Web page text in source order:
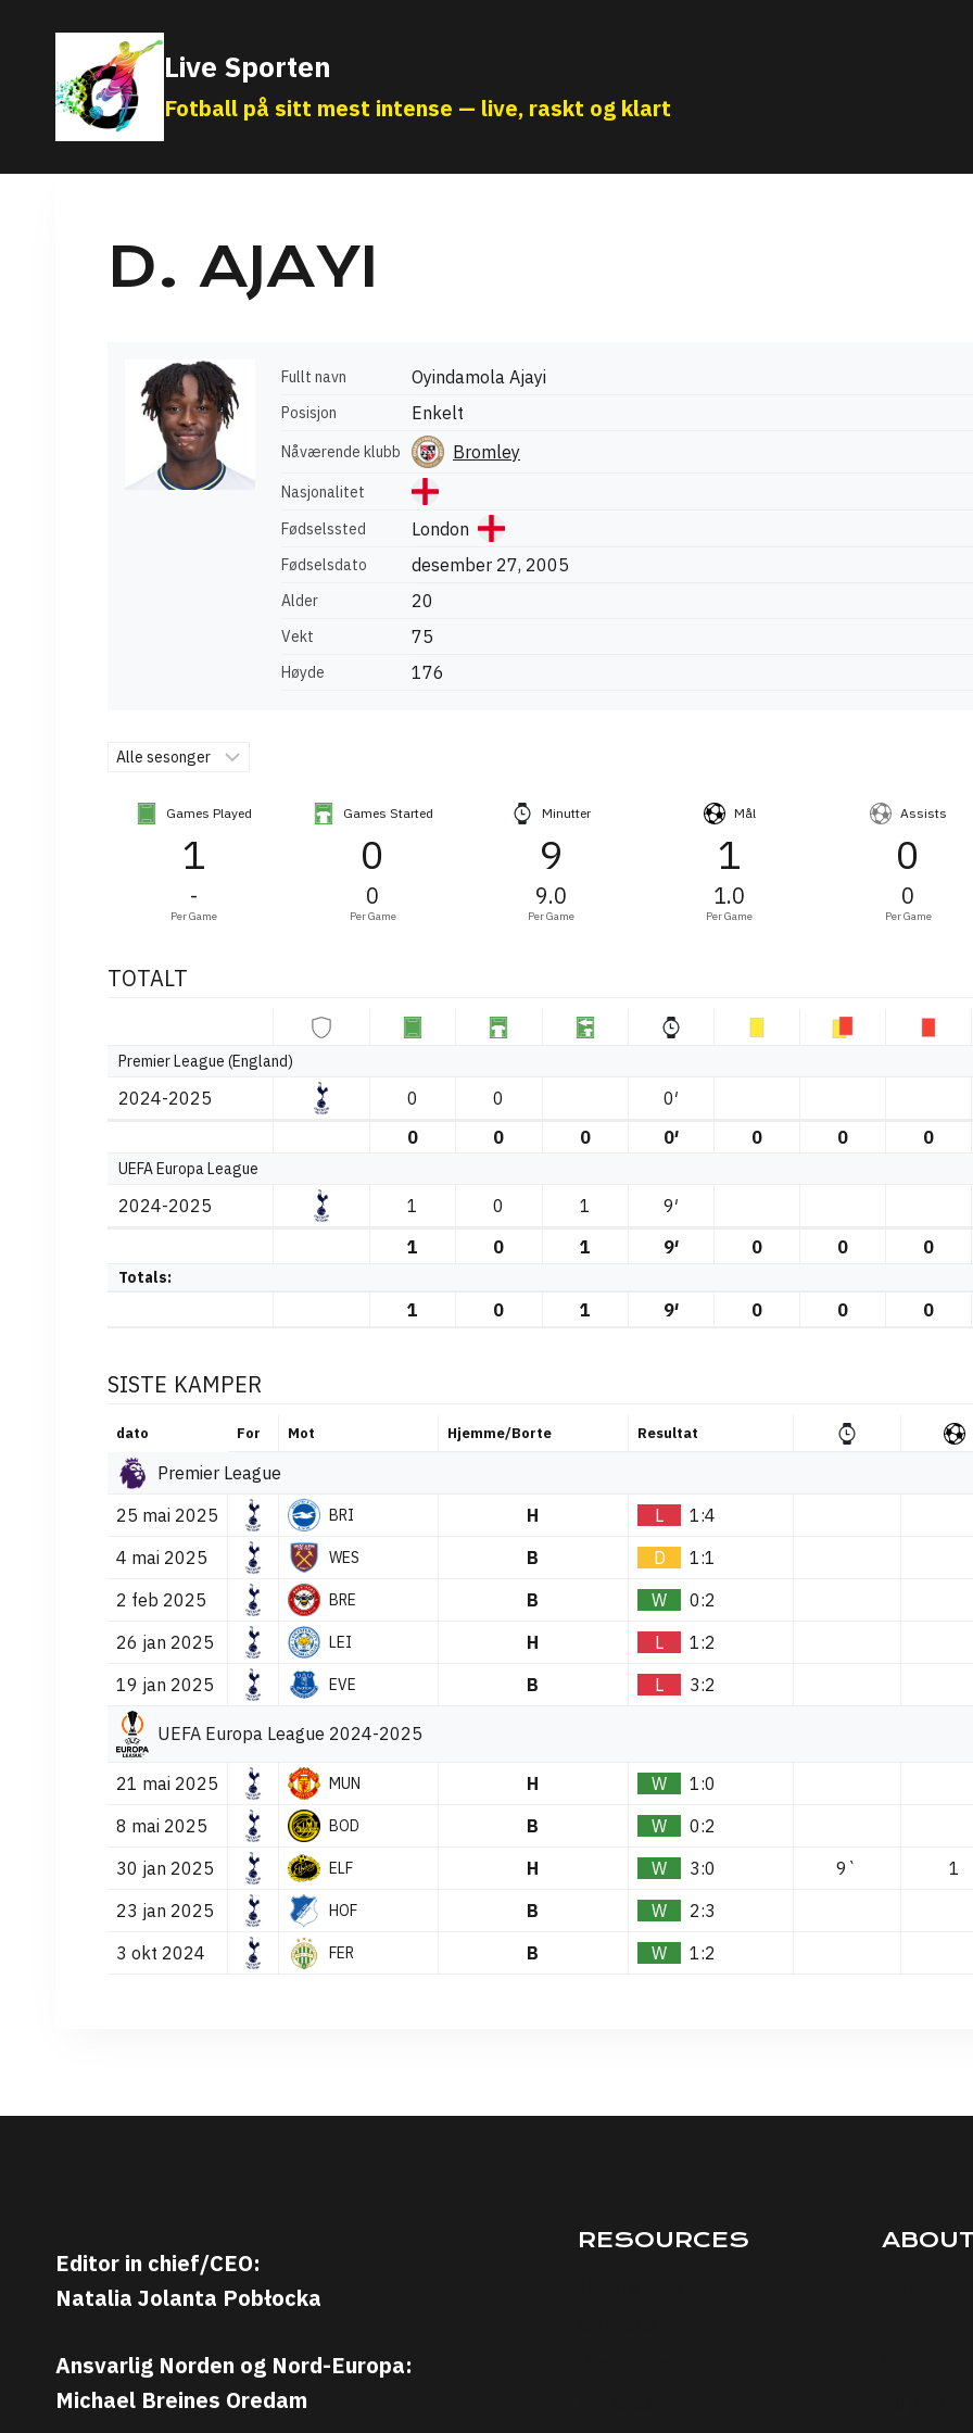
content
Live Sporten
Fotball på sitt mest intense — live, raskt og klart
D. AJAYI
Fullt navn Oyindamola Ajayi
Posisjon Enkelt
Nåværende klubb Bromley
Nasjonalitet
Fødselssted
London
Fødselsdato desember 27, 2005
Alder 20
Vekt 75
Høyde 176
Games Played
1
-
Per Game
Games Started
0
0
Per Game
Minutter
9
9.0
Per Game
Mål
1
1.0
Per Game
Assists
0
0
Per Game
TOTALT
Premier League (England)
2024-2025 0 0
0′
0
0 0 0′ 0 0 0
UEFA Europa League
2024-2025 1 0 1
9′
1
0 1 9′ 0 0 0
Totals:
1 0 1 9′ 0 0 0
SISTE KAMPER
dato For Mot Hjemme/Borte Resultat
Premier League
25 mai 2025
BRI H L
1:4
4 mai 2025
WES B D
1:1
2 feb 2025
BRE B W
0:2
26 jan 2025
LEI H L
1:2
19 jan 2025
EVE B L 3:2
UEFA Europa League 2024-2025
21 mai 2025 MUN H W
1:0
8 mai 2025
BOD B W
0:2
30 jan 2025
ELF H W 3:0 9`
1
23 jan 2025
HOF B W
2:3
3 okt 2024
FER B W 1:2
Editor in chief/CEO:
Natalia Jolanta Pobłocka
Ansvarlig Norden og Nord-Europa:
Michael Breines Oredam
RESOURCES